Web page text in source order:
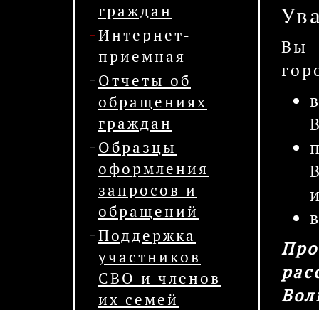
граждан
Интернет-
приемная
Отчеты об
обращениях
граждан
Образцы
оформления
запросов и
обращений
Поддержка
участников
СВО и членов
их семей
Вы